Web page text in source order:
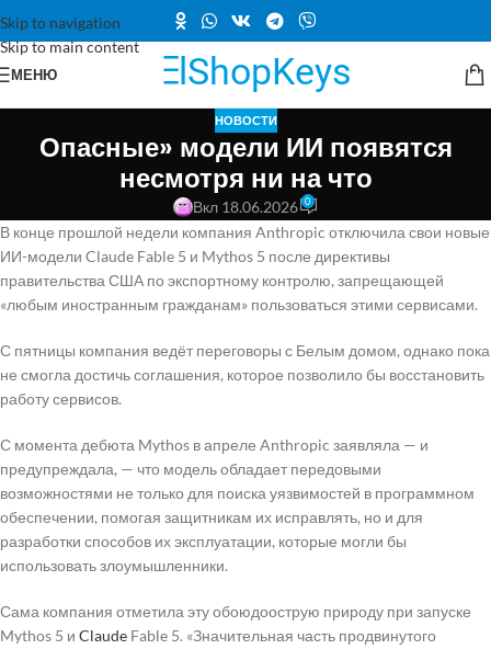
Skip to navigation
Skip to main content
МЕНЮ
НОВОСТИ
Опасные» модели ИИ появятся
несмотря ни на что
Вкл 18.06.2026 0
В конце прошлой недели компания Anthropic отключила свои новые
ИИ-модели Claude Fable 5 и Mythos 5 после директивы
правительства США по экспортному контролю, запрещающей
«любым иностранным гражданам» пользоваться этими сервисами.
С пятницы компания ведёт переговоры с Белым домом, однако пока
не смогла достичь соглашения, которое позволило бы восстановить
работу сервисов.
С момента дебюта Mythos в апреле Anthropic заявляла — и
предупреждала, — что модель обладает передовыми
возможностями не только для поиска уязвимостей в программном
обеспечении, помогая защитникам их исправлять, но и для
разработки способов их эксплуатации, которые могли бы
использовать злоумышленники.
Сама компания отметила эту обоюдоострую природу при запуске
Mythos 5 и Claude Fable 5. «Значительная часть продвинутого